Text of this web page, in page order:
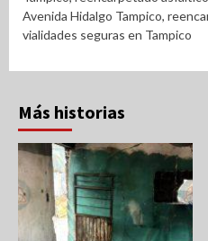
Avenida Hidalgo Tampico,
vialidades seguras en Tampico
Más historias